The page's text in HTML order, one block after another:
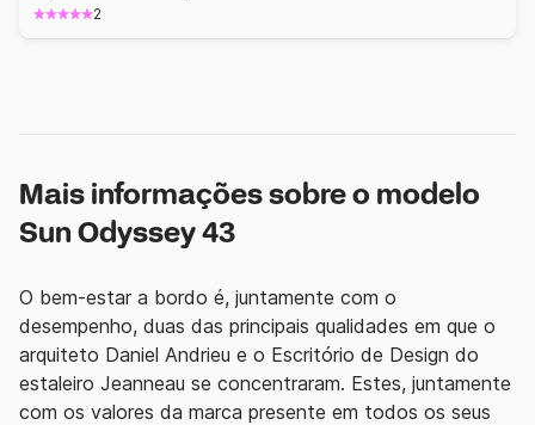
2
Mais informações sobre o modelo
Sun Odyssey 43
O bem-estar a bordo é, juntamente com o
desempenho, duas das principais qualidades em que o
arquiteto Daniel Andrieu e o Escritório de Design do
estaleiro Jeanneau se concentraram. Estes, juntamente
com os valores da marca presente em todos os seus